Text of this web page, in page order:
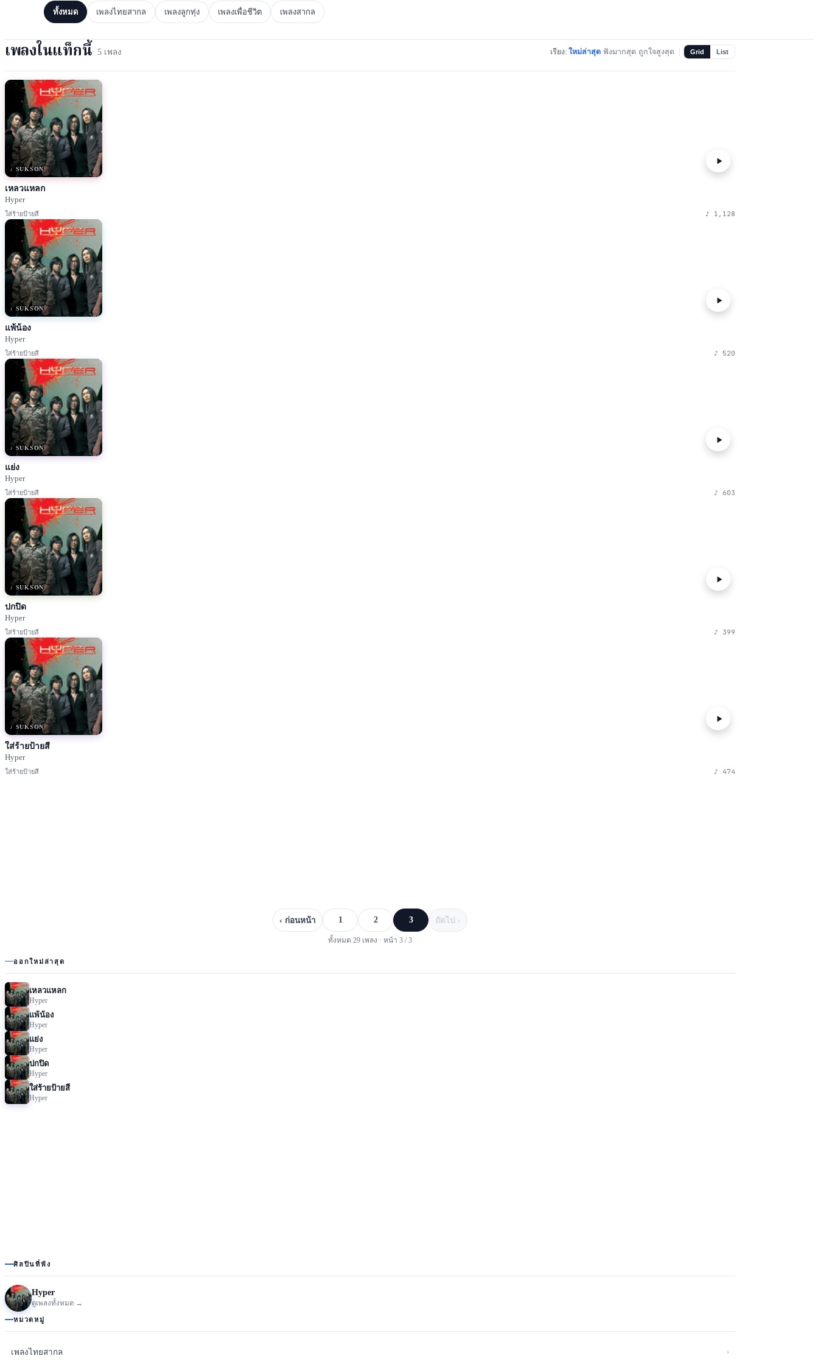
ทั้งหมด เพลงไทยสากล เพลงลูกทุ่ง เพลงเพื่อชีวิต เพลงสากล
เพลงในแท็กนี้·5 เพลง เรียง: ใหม่ล่าสุด ฟังมากสุด ถูกใจสูงสุด Grid List
♪ SUKSON
เหลวแหลก
Hyper
ใส่ร้ายป้ายสี ♪ 1,128
♪ SUKSON
แพ้น้อง
Hyper
ใส่ร้ายป้ายสี ♪ 520
♪ SUKSON
แย่ง
Hyper
ใส่ร้ายป้ายสี ♪ 603
♪ SUKSON
ปกปิด
Hyper
ใส่ร้ายป้ายสี ♪ 399
♪ SUKSON
ใส่ร้ายป้ายสี
Hyper
ใส่ร้ายป้ายสี ♪ 474
‹ ก่อนหน้า 1 2 3 ถัดไป ›
ทั้งหมด 29 เพลง · หน้า 3 / 3
ออกใหม่ล่าสุด
เหลวแหลก
Hyper
แพ้น้อง
Hyper
แย่ง
Hyper
ปกปิด
Hyper
ใส่ร้ายป้ายสี
Hyper
ศิลปินที่ฟัง
Hyper
ดูเพลงทั้งหมด →
หมวดหมู่
เพลงไทยสากล ›